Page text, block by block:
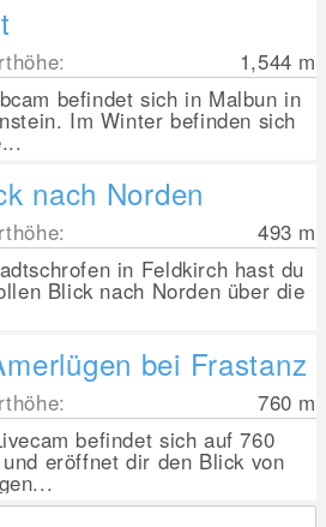
1,544 m
befindet sich in Malbun in
Im Winter befinden sich
nach Norden
493 m
in Feldkirch hast du
Blick nach Norden über die
bei Frastanz
760 m
befindet sich auf 760
eröffnet dir den Blick von